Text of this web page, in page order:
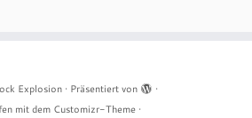
Explosion · Präsentiert von
·
mit dem Customizr-Theme ·